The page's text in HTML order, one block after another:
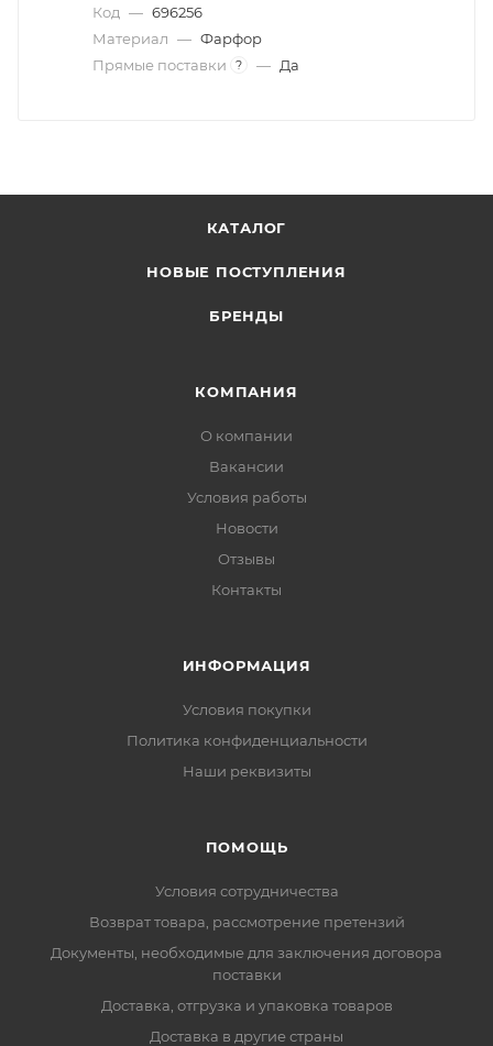
Код — 696256
Материал — Фарфор
Прямые поставки
? — Да
КАТАЛОГ
НОВЫЕ ПОСТУПЛЕНИЯ
БРЕНДЫ
КОМПАНИЯ
О компании
Вакансии
Условия работы
Новости
Отзывы
Контакты
ИНФОРМАЦИЯ
Условия покупки
Политика конфиденциальности
Наши реквизиты
ПОМОЩЬ
Условия сотрудничества
Возврат товара, рассмотрение претензий
Документы, необходимые для заключения договора
поставки
Доставка, отгрузка и упаковка товаров
Доставка в другие страны